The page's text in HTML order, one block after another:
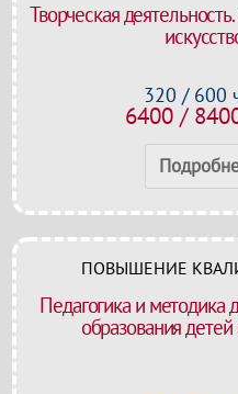
Творческая
320 / 600
6400 /
ПОВЫШЕНИЕ
Педагогика и методика
образования